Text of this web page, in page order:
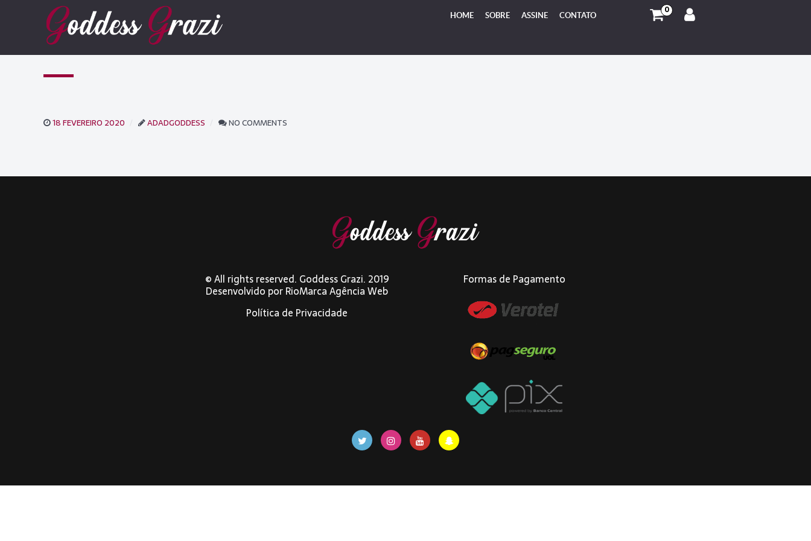
HOME SOBRE ASSINE CONTATO 0
18 FEVEREIRO 2020 ADADGODDESS NO COMMENTS
© All rights reserved. Goddess Grazi. 2019
Desenvolvido porRioMarca Agência Web
Política de Privacidade
Formas de Pagamento